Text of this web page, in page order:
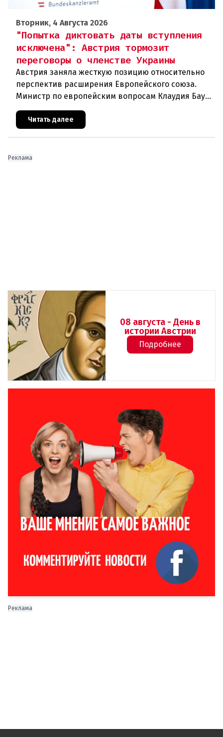
Вторник, 4 Августа 2026
"Попытка диктовать даты вступления
исключена": Австрия тормозит
переговоры о членстве Украины
Австрия заняла жесткую позицию относительно
перспектив расширения Европейского союза.
Министр по европейским вопросам Клаудия Бауэр
(ÖVP) категорически исключила возможность
ускоренного присоединения
Читать далее
Реклама
08 августа - День в
истории Австрии
Подробнее
Реклама